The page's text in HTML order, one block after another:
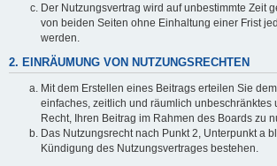
Der Nutzungsvertrag wird auf unbestimmte Zeit
von beiden Seiten ohne Einhaltung einer Frist
werden.
2. EINRÄUMUNG VON NUTZUNGSRECHTEN
Mit dem Erstellen eines Beitrags erteilen Sie
einfaches, zeitlich und räumlich unbeschränktes
Recht, Ihren Beitrag im Rahmen des Boards zu
Das Nutzungsrecht nach Punkt 2, Unterpunkt a
Kündigung des Nutzungsvertrages bestehen.